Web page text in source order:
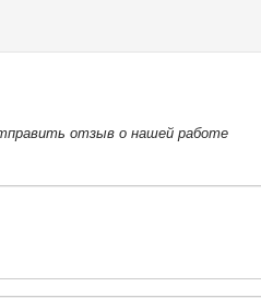
отзыв о нашей работе